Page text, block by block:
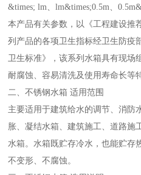
&times; lm、lm&times;0.5m、
本产品有关参数，以《工程建设推
列产品的各项卫生指标经卫生防疫
卫生标准》，该系列水箱具有现场
耐腐蚀、容易清洗及使用寿命长等
二、不锈钢水箱 适用范围
主要适用于建筑给水的调节、消防
胀、凝结水箱、建筑施工、道路施
水箱。水箱既贮存冷水，也能贮存
不变形、不腐蚀。